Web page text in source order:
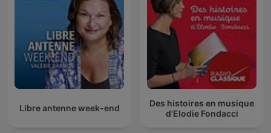
Libre antenne week-end
Des histoires en musique
d'Elodie Fondacci